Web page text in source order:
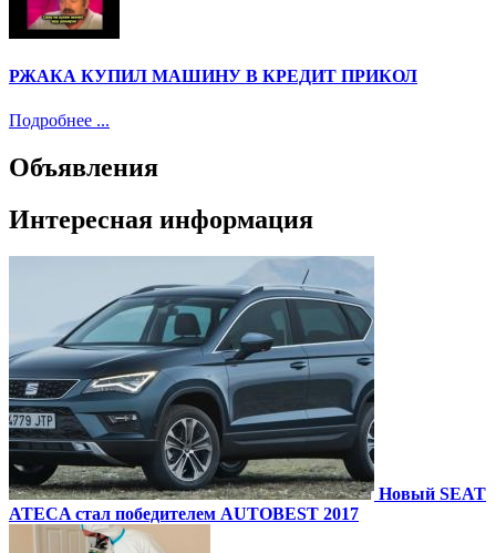
РЖАКА КУПИЛ МАШИНУ В КРЕДИТ ПРИКОЛ
Подробнее ...
Объявления
Интересная информация
Новый SEAT
ATECA стал победителем AUTOBEST 2017